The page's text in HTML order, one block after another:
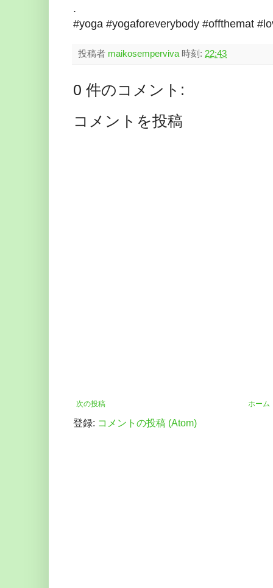
.
#yoga #yogaforeverybody #offthemat
投稿者 maikosemperviva 時刻: 22:43
0 件のコメント:
コメントを投稿
次の投稿 ホーム
登録: コメントの投稿 (Atom)